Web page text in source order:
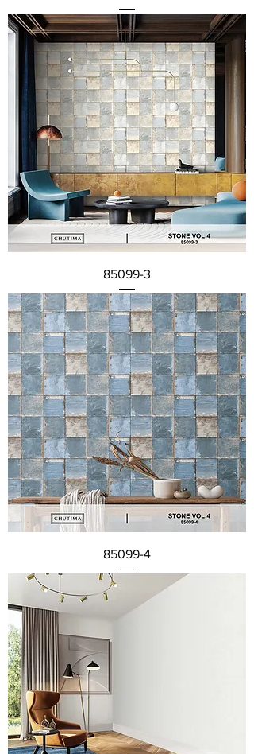
85099-3
85099-4